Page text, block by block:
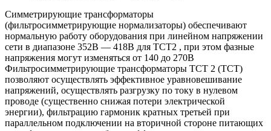
Симметрирующие трансформаторы
(фильтросимметрирующие нормализаторы) обеспечивают
нормальную работу оборудования при линейном напряжении
сети в диапазоне 352В — 418В для ТСТ2 , при этом фазные
напряжения могут изменяться от 140 до 270В
Фильтросимметрирующие трансформаторы ТСТ 2 (ТСТ)
позволяют осуществлять эффективное уравновешивание
напряжений, осуществлять разгрузку по току в нулевом
проводе (существенно снижая потери электрической
энергии), фильтрацию гармоник кратных третьей при
параллельном подключении на вторичной стороне питающих